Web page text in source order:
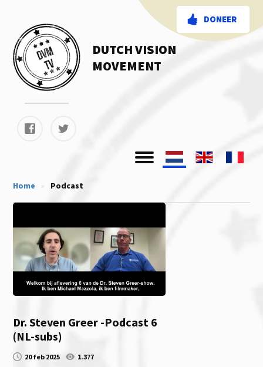
DONEER
DUTCH VISION
MOVEMENT
Home » Podcast
Dr. Steven Greer -Podcast 6
(NL-subs)
20 feb 2025 1.377